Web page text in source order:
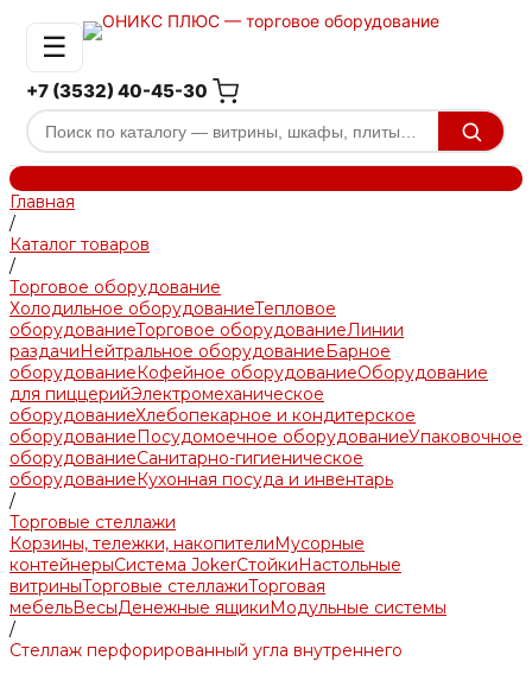
☰
+7 (3532) 40-45-30
Главная
/
Каталог товаров
/
Торговое оборудование
Холодильное оборудованиеТепловое
оборудованиеТорговое оборудованиеЛинии
раздачиНейтральное оборудованиеБарное
оборудованиеКофейное оборудованиеОборудование
для пиццерийЭлектромеханическое
оборудованиеХлебопекарное и кондитерское
оборудованиеПосудомоечное оборудованиеУпаковочное
оборудованиеСанитарно-гигиеническое
оборудованиеКухонная посуда и инвентарь
/
Торговые стеллажи
Корзины, тележки, накопителиМусорные
контейнерыСистема JokerСтойкиНастольные
витриныТорговые стеллажиТорговая
мебельВесыДенежные ящикиМодульные системы
/
Стеллаж перфорированный угла внутреннего